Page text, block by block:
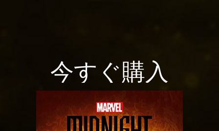
今すぐ購入